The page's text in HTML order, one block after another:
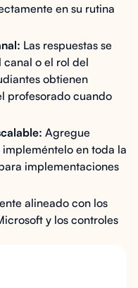
en su rutina
Las respuestas se
canal o el rol del
obtienen
profesorado cuando
Agregue
impleméntelo en toda la
implementaciones
alineado con los
y los controles